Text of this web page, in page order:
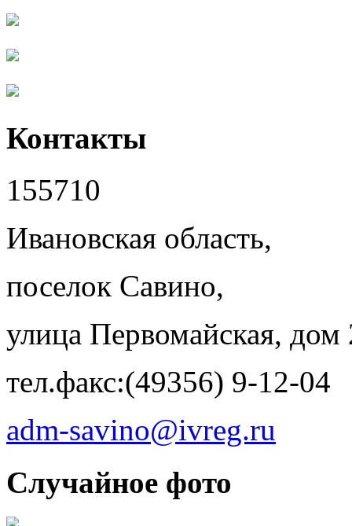
Контакты
155710
Ивановская область,
поселок Савино,
улица Первомайская, дом
тел.факс:(49356) 9-12-04
adm-savino@ivreg.ru
Случайное фото